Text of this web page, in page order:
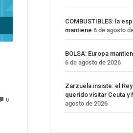
0
COMBUSTIBLES: la
mantiene 6 de agosto
BOLSA: Europa
6 de agosto de 2026
Zarzuela insiste: el
querido visitar Ceuta y
agosto de 2026